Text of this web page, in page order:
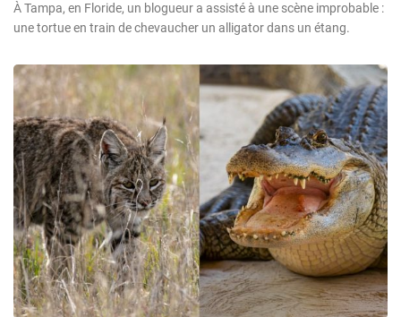
À Tampa, en Floride, un blogueur a assisté à une scène improbable :
une tortue en train de chevaucher un alligator dans un étang.